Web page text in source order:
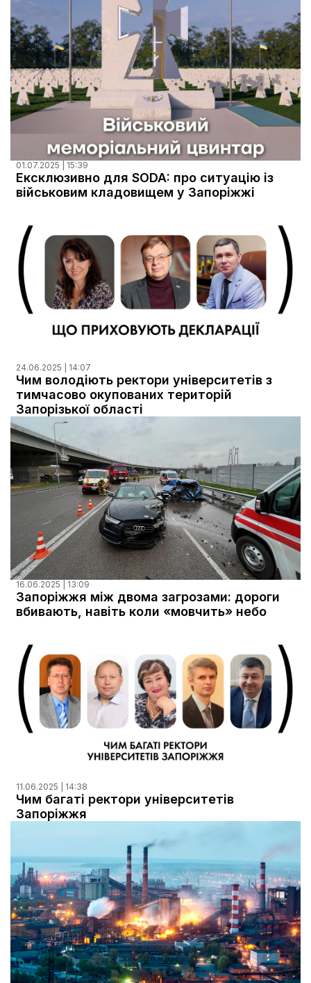
01.07.2025 | 15:39
Ексклюзивно для SODA: про ситуацію із
військовим кладовищем у Запоріжжі
24.06.2025 | 14:07
Чим володіють ректори університетів з
тимчасово окупованих територій
Запорізької області
16.06.2025 | 13:09
Запоріжжя між двома загрозами: дороги
вбивають, навіть коли «мовчить» небо
11.06.2025 | 14:38
Чим багаті ректори університетів
Запоріжжя